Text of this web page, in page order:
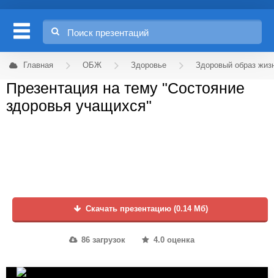
Главная ОБЖ Здоровье Здоровый образ
Презентация на тему "Состояние
здоровья учащихся"
Скачать презентацию (0.14 Мб)
86 загрузок 4.0 оценка